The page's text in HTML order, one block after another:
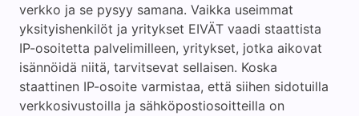
verkko ja se pysyy samana. Vaikka useimmat
yksityishenkilöt ja yritykset EIVÄT vaadi staattista
IP-osoitetta palvelimilleen, yritykset, jotka aikovat
isännöidä niitä, tarvitsevat sellaisen. Koska
staattinen IP-osoite varmistaa, että siihen sidotuilla
verkkosivustoilla ja sähköpostiosoitteilla on